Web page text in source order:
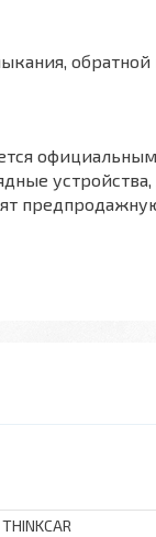
обратной
THINKCAR